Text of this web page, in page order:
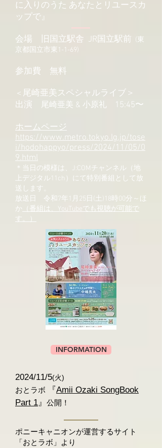
に入りのうた あなたとリユースカ
ップで』
会場 旧国立駅舎 JR国立駅前 (東
京都国立市東1-1-69)
参加費 無料
＜ 尾崎亜美スペシャルライブ＞
出演 尾崎亜美 & 小原礼 15:45〜
ホームページ
https://www.metro.tokyo.lg.jp/tose
i/hodohappyo/press/2024/11/05/0
9.html
＊当日の模様は、J:COMチャンネル（地
上デジタル11ch）にて特別番組として放
送します。
放送日 令和7年1月25日(土)18時00分～ほ
か （番組は、YouTubeでも視聴が可能で
す。）
INFORMATION
2024/11/5(火)
おとラボ 『Amii Ozaki SongBook
Part 1』 公開！
ポニーキャニオンが運営するサイト
「おとラボ」より